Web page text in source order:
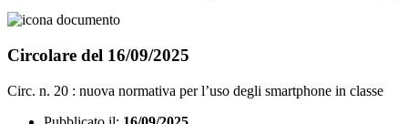
Circolare del 16/09/2025
Circ. n. 20 : nuova normativa per l’uso degli smartphone in classe